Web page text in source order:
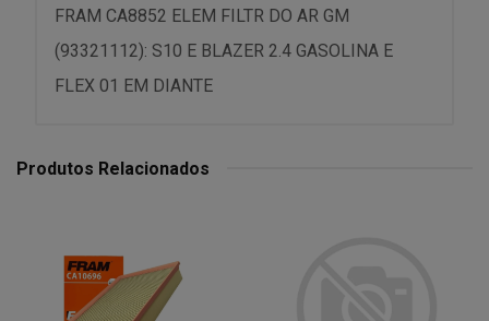
FRAM CA8852 ELEM FILTR DO AR GM
(93321112): S10 E BLAZER 2.4 GASOLINA E
FLEX 01 EM DIANTE
Produtos Relacionados